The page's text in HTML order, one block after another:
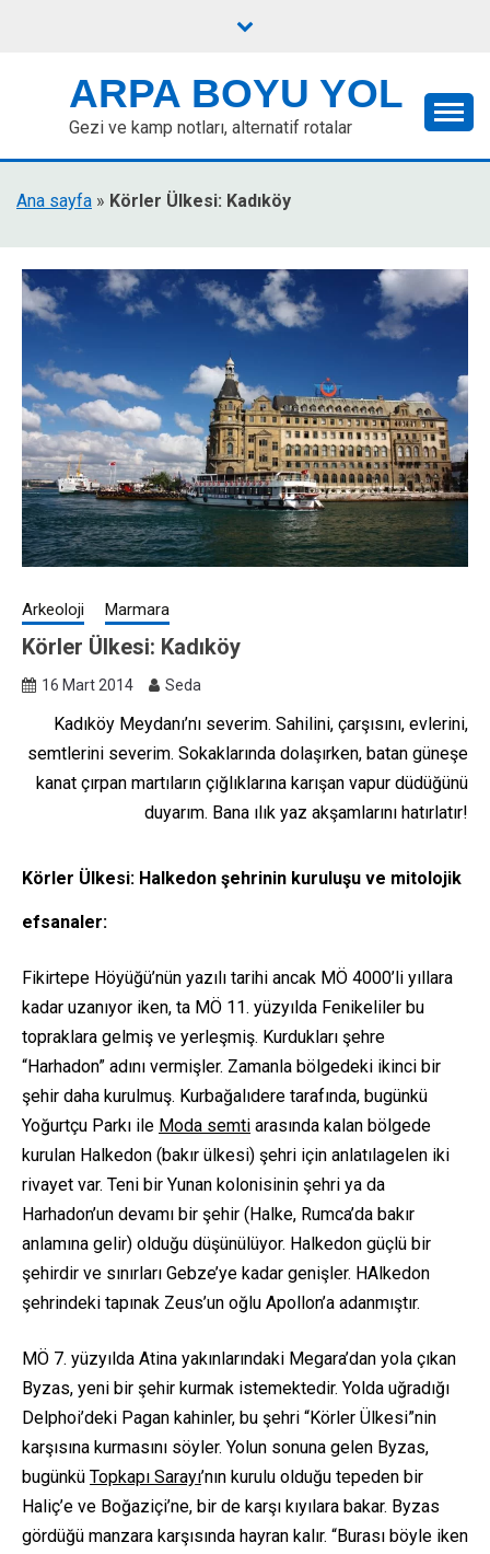
ARPA BOYU YOL
Gezi ve kamp notları, alternatif rotalar
Ana sayfa » Körler Ülkesi: Kadıköy
Arkeoloji Marmara
Körler Ülkesi: Kadıköy
16 Mart 2014 Seda
Kadıköy Meydanı’nı severim. Sahilini, çarşısını, evlerini,
semtlerini severim. Sokaklarında dolaşırken, batan güneşe
kanat çırpan martıların çığlıklarına karışan vapur düdüğünü
duyarım. Bana ılık yaz akşamlarını hatırlatır!
Körler Ülkesi: Halkedon şehrinin kuruluşu ve mitolojik
efsanaler:
Fikirtepe Höyüğü’nün yazılı tarihi ancak MÖ 4000’li yıllara
kadar uzanıyor iken, ta MÖ 11. yüzyılda Fenikeliler bu
topraklara gelmiş ve yerleşmiş. Kurdukları şehre
“Harhadon” adını vermişler. Zamanla bölgedeki ikinci bir
şehir daha kurulmuş. Kurbağalıdere tarafında, bugünkü
Yoğurtçu Parkı ile Moda semti arasında kalan bölgede
kurulan Halkedon (bakır ülkesi) şehri için anlatılagelen iki
rivayet var. Teni bir Yunan kolonisinin şehri ya da
Harhadon’un devamı bir şehir (Halke, Rumca’da bakır
anlamına gelir) olduğu düşünülüyor. Halkedon güçlü bir
şehirdir ve sınırları Gebze’ye kadar genişler. HAlkedon
şehrindeki tapınak Zeus’un oğlu Apollon’a adanmıştır.
MÖ 7. yüzyılda Atina yakınlarındaki Megara’dan yola çıkan
Byzas, yeni bir şehir kurmak istemektedir. Yolda uğradığı
Delphoi’deki Pagan kahinler, bu şehri “Körler Ülkesi”nin
karşısına kurmasını söyler. Yolun sonuna gelen Byzas,
bugünkü Topkapı Sarayı’nın kurulu olduğu tepeden bir
Haliç’e ve Boğaziçi’ne, bir de karşı kıyılara bakar. Byzas
gördüğü manzara karşısında hayran kalır. “Burası böyle iken